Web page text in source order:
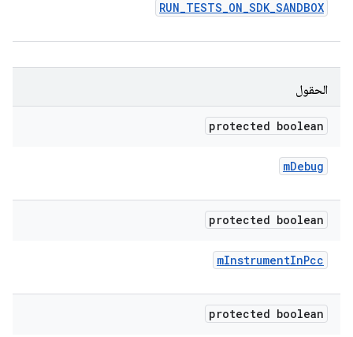
RUN_TESTS_ON_SDK_SANDBOX
الحقول
protected boolean
mDebug
protected boolean
mInstrumentInPcc
protected boolean